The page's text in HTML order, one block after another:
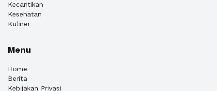
Kecantikan
Kesehatan
Kuliner
Menu
Home
Berita
Kebijakan Privasi